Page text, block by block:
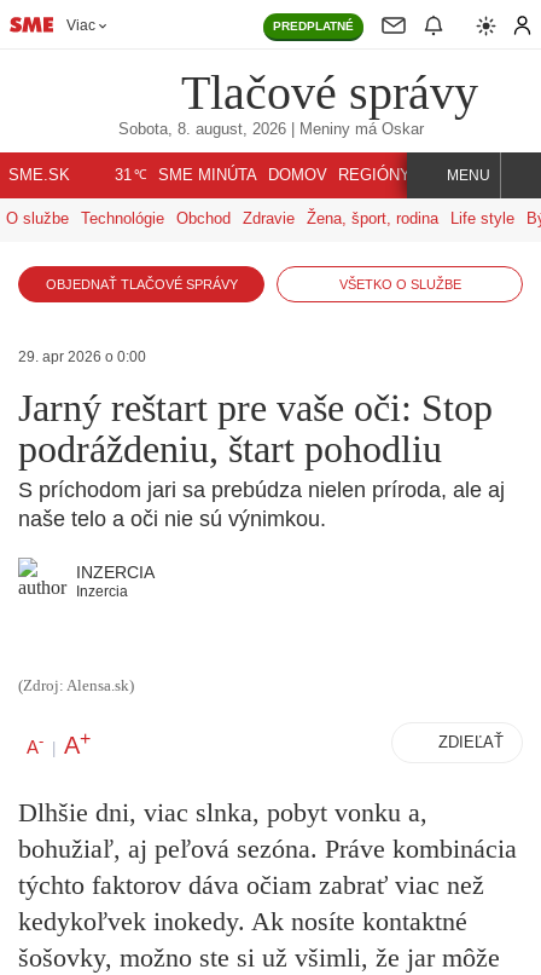
Viac PREDPLATNÉ
Tlačové správy
Sobota, 8. august, 2026| Meniny má Oskar
SME.SK 31℃ SME MINÚTA DOMOV REGIÓNY INDEX SVET
MENU
O službe Technológie Obchod Zdravie Žena, šport, rodina Life style
OBJEDNAŤ TLAČOVÉ SPRÁVY VŠETKO O SLUŽBE
29. apr 2026 o 0:00
Jarný reštart pre vaše oči: Stop
podráždeniu, štart pohodliu
S príchodom jari sa prebúdza nielen príroda, ale aj
naše telo a oči nie sú výnimkou.
INZERCIA
Inzercia
(Zdroj: Alensa.sk)
A- | A+ ZDIEĽAŤ
Dlhšie dni, viac slnka, pobyt vonku a,
bohužiaľ, aj peľová sezóna. Práve kombinácia
týchto faktorov dáva očiam zabrať viac než
kedykoľvek inokedy. Ak nosíte kontaktné
šošovky, možno ste si už všimli, že jar môže